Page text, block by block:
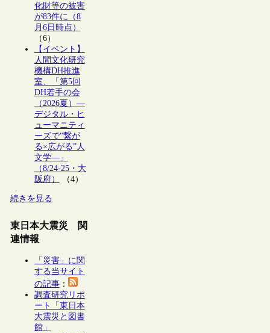
化財等の被害
が83件に（8
月6日時点）
（6）
【イベント】
人間文化研究
機構DH推進
室、「第5回
DH若手の会
（2026夏）―
デジタル・ヒ
ューマニティ
ーズで“繋が
る×広がる”人
文学―」
（8/24-25・大
阪府）
（4）
続きを見る
東日本大震災 関
連情報
「災害」に関
する当サイト
の記事：
調査研究リポ
ート「東日本
大震災と図書
館」